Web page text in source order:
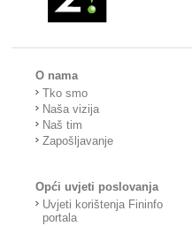
O nama
Tko smo
Naša vizija
Naš tim
Zapošljavanje
Opći uvjeti poslovanja
Uvjeti korištenja Fininfo
portala